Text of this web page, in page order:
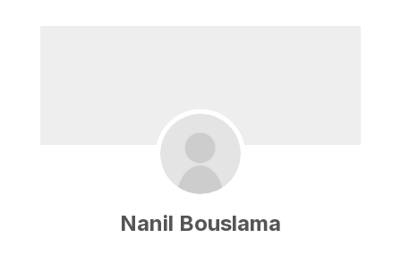
Nanil Bouslama